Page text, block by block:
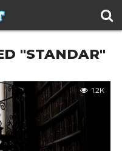
"STANDAR"
1.2K